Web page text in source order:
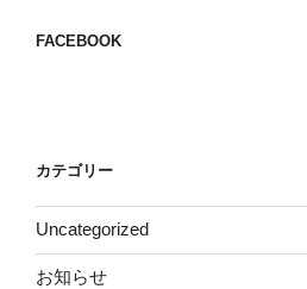
FACEBOOK
カテゴリー
Uncategorized
お知らせ